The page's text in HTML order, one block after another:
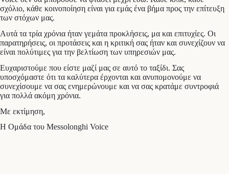
σχόλιο, κάθε κοινοποίηση είναι για εμάς ένα βήμα προς την επίτευξη
των στόχων μας.
Αυτά τα τρία χρόνια ήταν γεμάτα προκλήσεις, μα και επιτυχίες. Οι
παρατηρήσεις, οι προτάσεις και η κριτική σας ήταν και συνεχίζουν να
είναι πολύτιμες για την βελτίωση των υπηρεσιών μας.
Ευχαριστούμε που είστε μαζί μας σε αυτό το ταξίδι. Σας
υποσχόμαστε ότι τα καλύτερα έρχονται και ανυπομονούμε να
συνεχίσουμε να σας ενημερώνουμε και να σας κρατάμε συντροφιά
για πολλά ακόμη χρόνια.
Με εκτίμηση,
Η Ομάδα του Messolonghi Voice